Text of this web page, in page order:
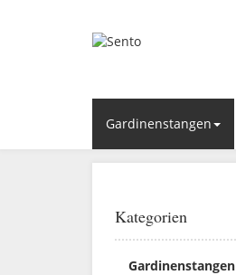
Gardinenstangen
Kategorien
Gardinenstangen